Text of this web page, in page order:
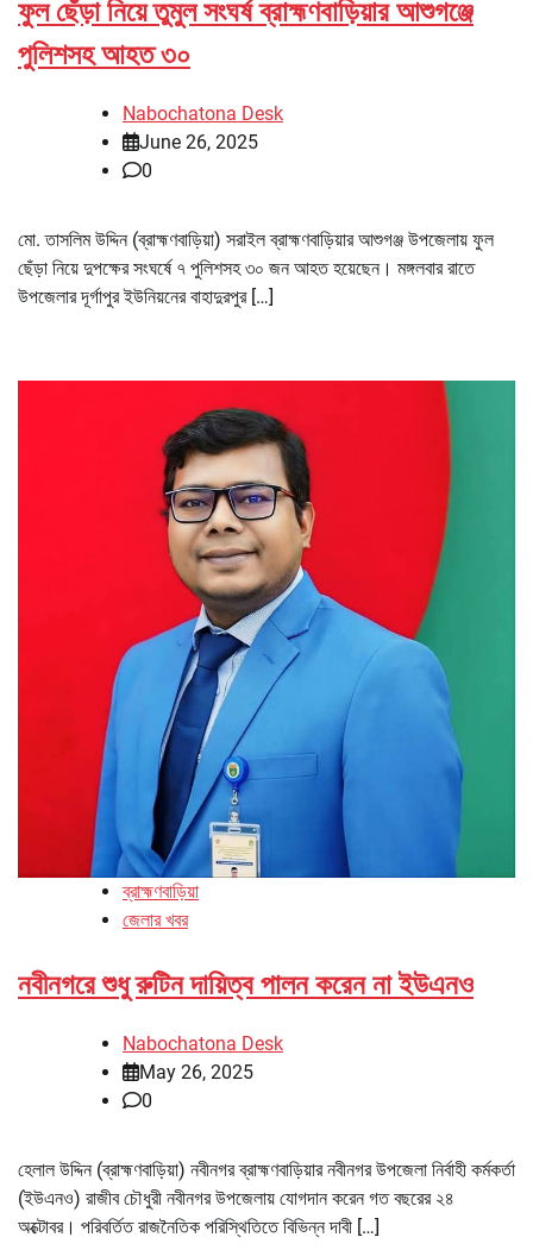
ফুল ছেঁড়া নিয়ে তুমুল সংঘর্ষ ব্রাহ্মণবাড়িয়ার আশুগঞ্জে
পুলিশসহ আহত ৩০
Nabochatona Desk
June 26, 2025
0
মো. তাসলিম উদ্দিন (ব্রাহ্মণবাড়িয়া) সরাইল ব্রাহ্মণবাড়িয়ার আশুগঞ্জ উপজেলায় ফুল
ছেঁড়া নিয়ে দুপক্ষের সংঘর্ষে ৭ পুলিশসহ ৩০ জন আহত হয়েছেন। মঙ্গলবার রাতে
উপজেলার দূর্গাপুর ইউনিয়নের বাহাদুরপুর […]
ব্রাহ্মণবাড়িয়া
জেলার খবর
নবীনগরে শুধু রুটিন দায়িত্ব পালন করেন না ইউএনও
Nabochatona Desk
May 26, 2025
0
হেলাল উদ্দিন (ব্রাহ্মণবাড়িয়া) নবীনগর ব্রাহ্মণবাড়িয়ার নবীনগর উপজেলা নির্বাহী কর্মকর্তা
(ইউএনও) রাজীব চৌধুরী নবীনগর উপজেলায় যোগদান করেন গত বছরের ২৪
অক্টোবর। পরিবর্তিত রাজনৈতিক পরিস্থিতিতে বিভিন্ন দাবী […]